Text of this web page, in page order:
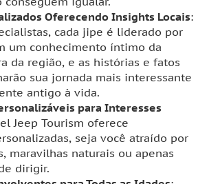
Oferecendo Insights Locais:
cada jipe é liderado por
um conhecimento íntimo da
da região, e as histórias e fatos
sua jornada mais interessante
antigo à vida.
para Interesses
Jeep Tourism oferece
seja você atraído por
maravilhas naturais ou apenas
dirigir.